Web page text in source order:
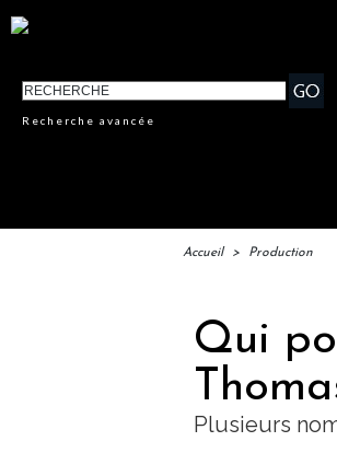
Recherche avancée
Accueil > Production
Qui
Plusieurs